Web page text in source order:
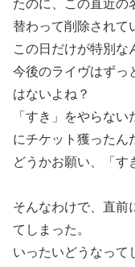
たのに、この直近の
替わって削除されて
この日だけが特別な
今後のライヴはずっ
はないよね？
「すき」をやらな
にチケット獲ったん
どうかお願い、「す
そんなわけで、直前
てしまった。
いったいどうなって